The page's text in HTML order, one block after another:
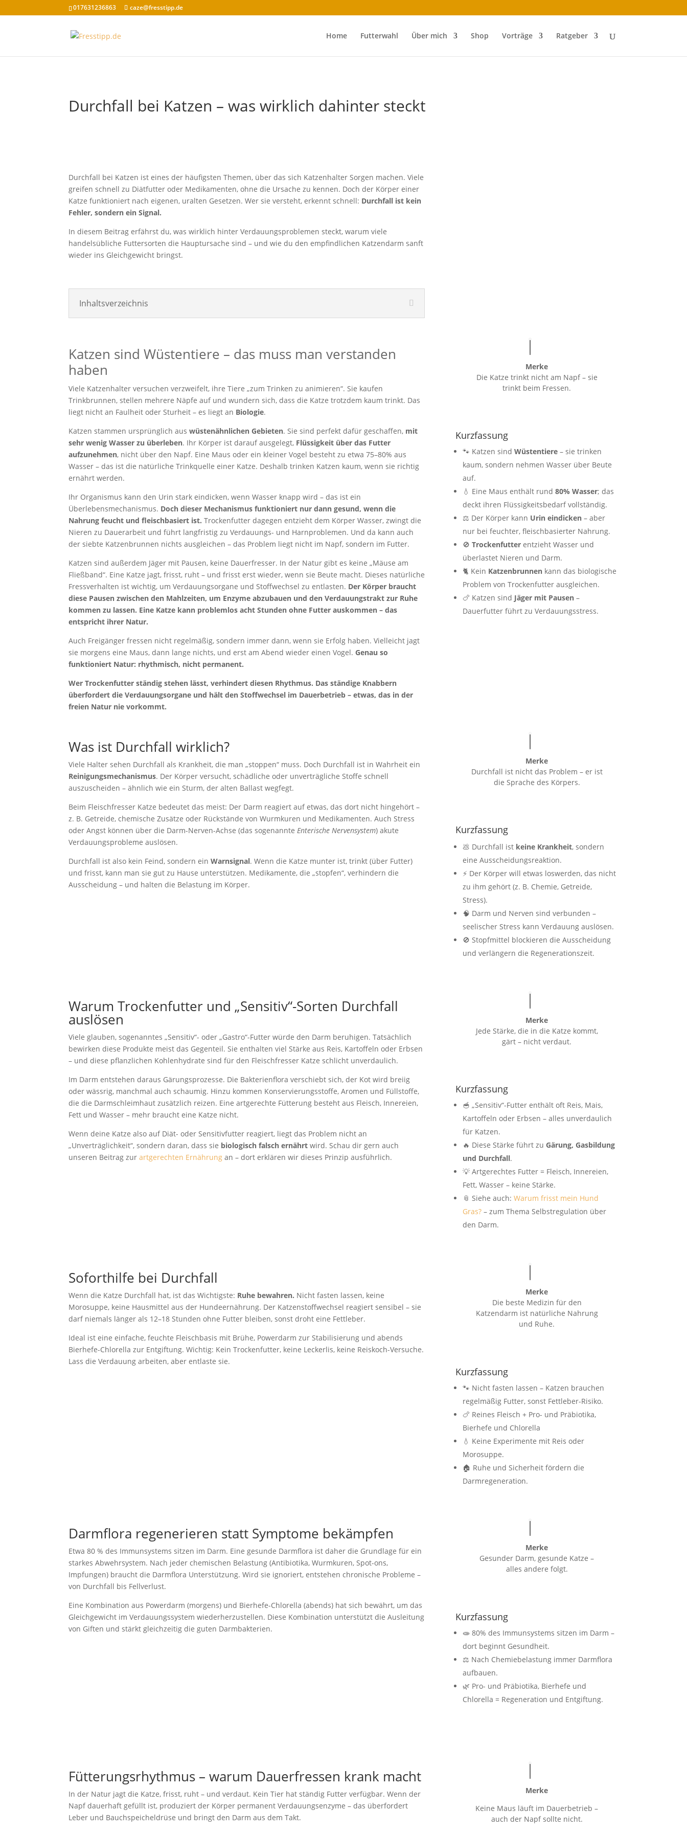
017631236863 caze@fresstipp.de
Home Futterwahl Über mich Shop Vorträge Ratgeber
Durchfall bei Katzen – was wirklich dahinter steckt
Durchfall bei Katzen ist eines der häufigsten Themen, über das sich Katzenhalter Sorgen machen. Viele
greifen schnell zu Diätfutter oder Medikamenten, ohne die Ursache zu kennen. Doch der Körper einer
Katze funktioniert nach eigenen, uralten Gesetzen. Wer sie versteht, erkennt schnell: Durchfall ist kein
Fehler, sondern ein Signal.
In diesem Beitrag erfährst du, was wirklich hinter Verdauungsproblemen steckt, warum viele
handelsübliche Futtersorten die Hauptursache sind – und wie du den empfindlichen Katzendarm sanft
wieder ins Gleichgewicht bringst.
Inhaltsverzeichnis
Katzen sind Wüstentiere – das muss man verstanden
haben
Viele Katzenhalter versuchen verzweifelt, ihre Tiere „zum Trinken zu animieren“. Sie kaufen
Trinkbrunnen, stellen mehrere Näpfe auf und wundern sich, dass die Katze trotzdem kaum trinkt. Das
liegt nicht an Faulheit oder Sturheit – es liegt an Biologie.
Katzen stammen ursprünglich auswüstenähnlichen Gebieten. Sie sind perfekt dafür geschaffen, mit
sehr wenig Wasser zu überleben. Ihr Körper ist darauf ausgelegt, Flüssigkeit über das Futter
aufzunehmen, nicht über den Napf. Eine Maus oder ein kleiner Vogel besteht zu etwa 75–80% aus
Wasser – das ist die natürliche Trinkquelle einer Katze. Deshalb trinken Katzen kaum, wenn sie richtig
ernährt werden.
Ihr Organismus kann den Urin stark eindicken, wenn Wasser knapp wird – das ist ein
Überlebensmechanismus. Doch dieser Mechanismus funktioniert nur dann gesund, wenn die
Nahrung feucht und fleischbasiert ist. Trockenfutter dagegen entzieht dem Körper Wasser, zwingt die
Nieren zu Dauerarbeit und führt langfristig zu Verdauungs- und Harnproblemen. Und da kann auch
der siebte Katzenbrunnen nichts ausgleichen – das Problem liegt nicht im Napf, sondern im Futter.
Katzen sind außerdem Jäger mit Pausen, keine Dauerfresser. In der Natur gibt es keine „Mäuse am
Fließband“. Eine Katze jagt, frisst, ruht – und frisst erst wieder, wenn sie Beute macht. Dieses natürliche
Fressverhalten ist wichtig, um Verdauungsorgane und Stoffwechsel zu entlasten. Der Körper braucht
diese Pausen zwischen den Mahlzeiten, um Enzyme abzubauen und den Verdauungstrakt zur Ruhe
kommen zu lassen. Eine Katze kann problemlos acht Stunden ohne Futter auskommen – das
entspricht ihrer Natur.
Auch Freigänger fressen nicht regelmäßig, sondern immer dann, wenn sie Erfolg haben. Vielleicht jagt
sie morgens eine Maus, dann lange nichts, und erst am Abend wieder einen Vogel.Genau so
funktioniert Natur: rhythmisch, nicht permanent.
Wer Trockenfutter ständig stehen lässt, verhindert diesen Rhythmus. Das ständige Knabbern
überfordert die Verdauungsorgane und hält den Stoffwechsel im Dauerbetrieb – etwas, das in der
freien Natur nie vorkommt.
Merke
Die Katze trinkt nicht am Napf – sie
trinkt beim Fressen.
Kurzfassung
🐾 Katzen sind Wüstentiere– sie trinken
kaum, sondern nehmen Wasser über Beute
auf.
💧 Eine Maus enthält rund 80% Wasser; das
deckt ihren Flüssigkeitsbedarf vollständig.
⚖️ Der Körper kann Urin eindicken– aber
nur bei feuchter, fleischbasierter Nahrung.
🚫 Trockenfutterentzieht Wasser und
überlastet Nieren und Darm.
🐈 Kein Katzenbrunnenkann das biologische
Problem von Trockenfutter ausgleichen.
🍗 Katzen sind Jäger mit Pausen–
Dauerfutter führt zu Verdauungsstress.
Was ist Durchfall wirklich?
Viele Halter sehen Durchfall als Krankheit, die man „stoppen“ muss. Doch Durchfall ist in Wahrheit ein
Reinigungsmechanismus. Der Körper versucht, schädliche oder unverträgliche Stoffe schnell
auszuscheiden – ähnlich wie ein Sturm, der alten Ballast wegfegt.
Beim Fleischfresser Katze bedeutet das meist: Der Darm reagiert auf etwas, das dort nicht hingehört –
z. B. Getreide, chemische Zusätze oder Rückstände von Wurmkuren und Medikamenten. Auch Stress
oder Angst können über die Darm-Nerven-Achse (das sogenannte Enterische Nervensystem) akute
Verdauungsprobleme auslösen.
Durchfall ist also kein Feind, sondern einWarnsignal. Wenn die Katze munter ist, trinkt (über Futter)
und frisst, kann man sie gut zu Hause unterstützen. Medikamente, die „stopfen“, verhindern die
Ausscheidung – und halten die Belastung im Körper.
Merke
Durchfall ist nicht das Problem – er ist
die Sprache des Körpers.
Kurzfassung
💩 Durchfall ist keine Krankheit, sondern
eine Ausscheidungsreaktion.
⚡ Der Körper will etwas loswerden, das nicht
zu ihm gehört (z. B. Chemie, Getreide,
Stress).
🧠 Darm und Nerven sind verbunden –
seelischer Stress kann Verdauung auslösen.
🚫 Stopfmittel blockieren die Ausscheidung
und verlängern die Regenerationszeit.
Warum Trockenfutter und „Sensitiv“-Sorten Durchfall
auslösen
Viele glauben, sogenanntes „Sensitiv“- oder „Gastro“-Futter würde den Darm beruhigen. Tatsächlich
bewirken diese Produkte meist das Gegenteil. Sie enthalten viel Stärke aus Reis, Kartoffeln oder Erbsen
– und diese pflanzlichen Kohlenhydrate sind für den Fleischfresser Katze schlicht unverdaulich.
Im Darm entstehen daraus Gärungsprozesse. Die Bakterienflora verschiebt sich, der Kot wird breiig
oder wässrig, manchmal auch schaumig. Hinzu kommen Konservierungsstoffe, Aromen und Füllstoffe,
die die Darmschleimhaut zusätzlich reizen. Eine artgerechte Fütterung besteht aus Fleisch, Innereien,
Fett und Wasser – mehr braucht eine Katze nicht.
Wenn deine Katze also auf Diät- oder Sensitivfutter reagiert, liegt das Problem nicht an
„Unverträglichkeit“, sondern daran, dass sie biologisch falsch ernährt wird. Schau dir gern auch
unseren Beitrag zurartgerechten Ernährung an – dort erklären wir dieses Prinzip ausführlich.
Merke
Jede Stärke, die in die Katze kommt,
gärt – nicht verdaut.
Kurzfassung
🥣 „Sensitiv“-Futter enthält oft Reis, Mais,
Kartoffeln oder Erbsen – alles unverdaulich
für Katzen.
🔥 Diese Stärke führt zu Gärung, Gasbildung
und Durchfall.
💡 Artgerechtes Futter = Fleisch, Innereien,
Fett, Wasser – keine Stärke.
📎 Siehe auch: Warum frisst mein Hund
Gras?– zum Thema Selbstregulation über
den Darm.
Soforthilfe bei Durchfall
Wenn die Katze Durchfall hat, ist das Wichtigste: Ruhe bewahren. Nicht fasten lassen, keine
Morosuppe, keine Hausmittel aus der Hundeernährung. Der Katzenstoffwechsel reagiert sensibel – sie
darf niemals länger als 12–18 Stunden ohne Futter bleiben, sonst droht eine Fettleber.
Ideal ist eine einfache, feuchte Fleischbasis mit Brühe, Powerdarm zur Stabilisierung und abends
Bierhefe-Chlorella zur Entgiftung. Wichtig: Kein Trockenfutter, keine Leckerlis, keine Reiskoch-Versuche.
Lass die Verdauung arbeiten, aber entlaste sie.
Merke
Die beste Medizin für den
Katzendarm ist natürliche Nahrung
und Ruhe.
Kurzfassung
🐾 Nicht fasten lassen – Katzen brauchen
regelmäßig Futter, sonst Fettleber-Risiko.
🍗 Reines Fleisch + Pro- und Präbiotika,
Bierhefe und Chlorella
💧 Keine Experimente mit Reis oder
Morosuppe.
🏠 Ruhe und Sicherheit fördern die
Darmregeneration.
Darmflora regenerieren statt Symptome bekämpfen
Etwa 80 % des Immunsystems sitzen im Darm. Eine gesunde Darmflora ist daher die Grundlage für ein
starkes Abwehrsystem. Nach jeder chemischen Belastung (Antibiotika, Wurmkuren, Spot-ons,
Impfungen) braucht die Darmflora Unterstützung. Wird sie ignoriert, entstehen chronische Probleme –
von Durchfall bis Fellverlust.
Eine Kombination aus Powerdarm (morgens) und Bierhefe-Chlorella (abends) hat sich bewährt, um das
Gleichgewicht im Verdauungssystem wiederherzustellen. Diese Kombination unterstützt die Ausleitung
von Giften und stärkt gleichzeitig die guten Darmbakterien.
Merke
Gesunder Darm, gesunde Katze –
alles andere folgt.
Kurzfassung
🧫 80% des Immunsystems sitzen im Darm –
dort beginnt Gesundheit.
⚖️ Nach Chemiebelastung immer Darmflora
aufbauen.
🌿 Pro- und Präbiotika, Bierhefe und
Chlorella = Regeneration und Entgiftung.
Fütterungsrhythmus – warum Dauerfressen krank macht
In der Natur jagt die Katze, frisst, ruht – und verdaut. Kein Tier hat ständig Futter verfügbar. Wenn der
Napf dauerhaft gefüllt ist, produziert der Körper permanent Verdauungsenzyme – das überfordert
Leber und Bauchspeicheldrüse und bringt den Darm aus dem Takt.
Merke
Keine Maus läuft im Dauerbetrieb –
auch der Napf sollte nicht.